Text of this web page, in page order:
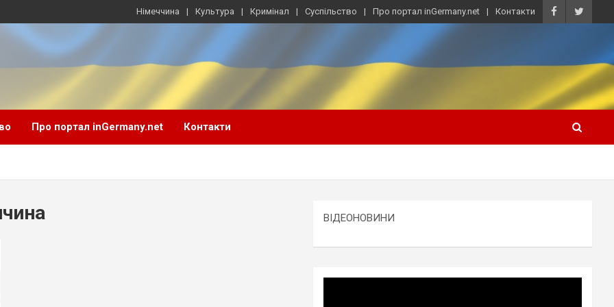
Німеччина Культура Кримінал Суспільство Про портал inGermany.net Контакти
Про портал inGermany.net Контакти
ВІДЕОНОВИНИ